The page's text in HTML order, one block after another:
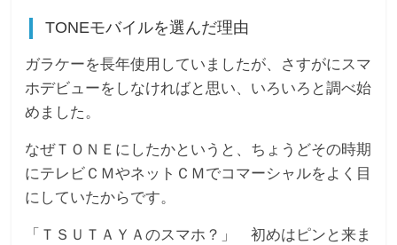
TONEモバイルを選んだ理由
ガラケーを長年使用していましたが、さすがにスマ
ホデビューをしなければと思い、いろいろと調べ始
めました。
なぜＴＯＮＥにしたかというと、ちょうどその時期
にテレビＣＭやネットＣＭでコマーシャルをよく目
にしていたからです。
「ＴＳＵＴＡＹＡのスマホ？」 初めはピンと来ま